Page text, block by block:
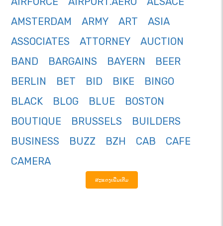
AMSTERDAM
ARMY ART
ASIA
ASSOCIATES
ATTORNEY
AUCTION
BAND
BARGAINS BAYERN
BEER
BERLIN
BET BID BIKE
BINGO
BLACK
BLOG BLUE
BOSTON
BOUTIQUE
BRUSSELS
BUILDERS
BUSINESS
BUZZ BZH CAB
CAFE
CAMERA
ສະແດງເພີ່ມເຕີມ